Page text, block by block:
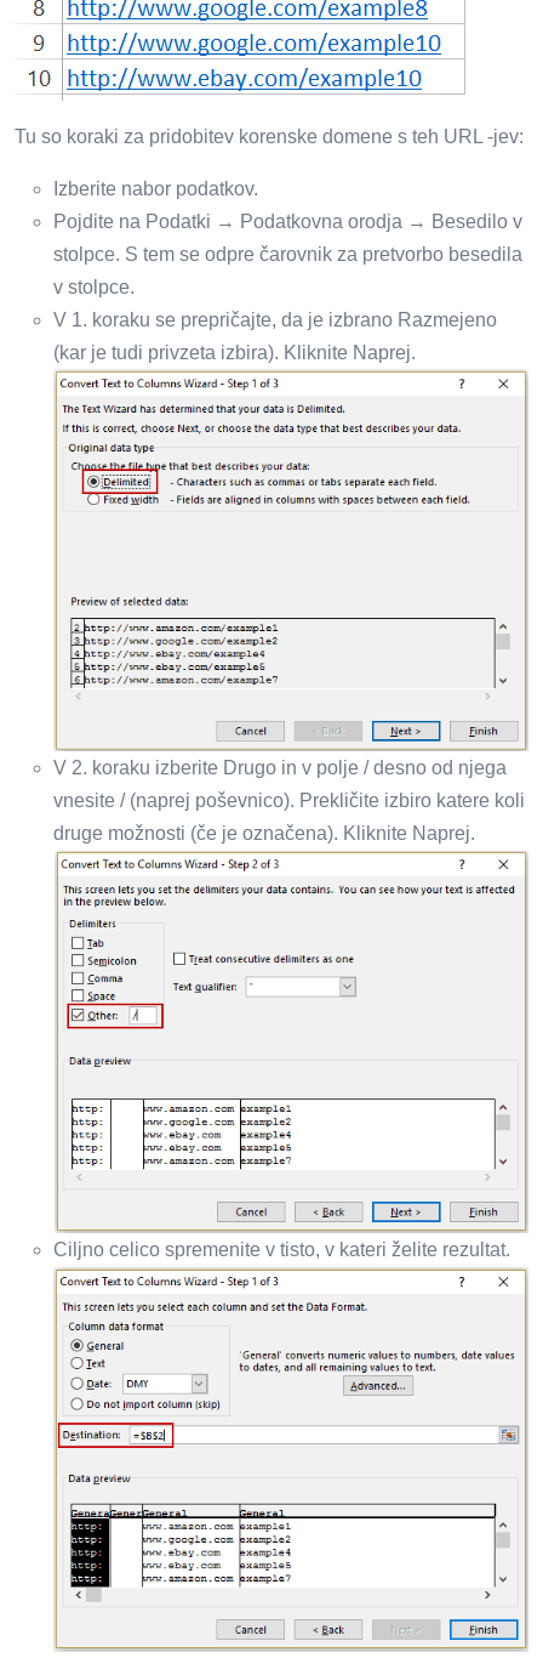
Tu so koraki za pridobitev korenske domene s teh URL -jev:
Izberite nabor podatkov.
Pojdite na Podatki → Podatkovna orodja → Besedilo v
stolpce. S tem se odpre čarovnik za pretvorbo besedila
v stolpce.
V 1. koraku se prepričajte, da je izbrano Razmejeno
(kar je tudi privzeta izbira). Kliknite Naprej.
V 2. koraku izberite Drugo in v polje / desno od njega
vnesite / (naprej poševnico). Prekličite izbiro katere koli
druge možnosti (če je označena). Kliknite Naprej.
Ciljno celico spremenite v tisto, v kateri želite rezultat.